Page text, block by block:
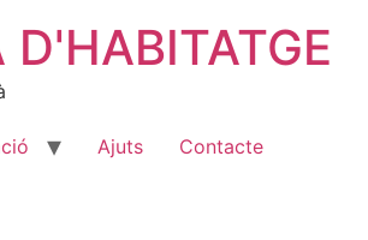
D'HABITATGE
Ajuts Contacte